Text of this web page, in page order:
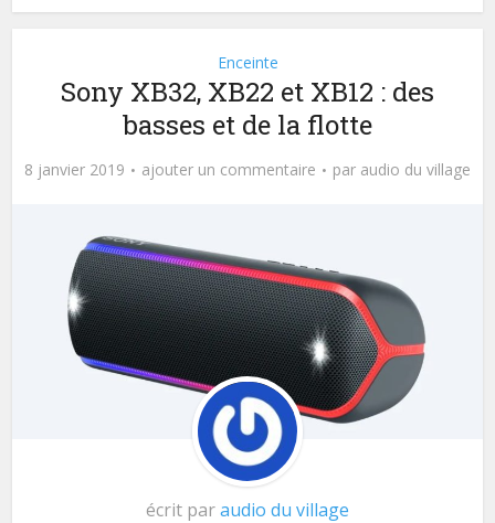
Enceinte
Sony XB32, XB22 et XB12 : des
basses et de la flotte
8 janvier 2019 ajouter un commentaire par audio du village
écrit paraudio du village